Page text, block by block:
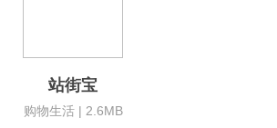
站街宝
购物生活 | 2.6MB